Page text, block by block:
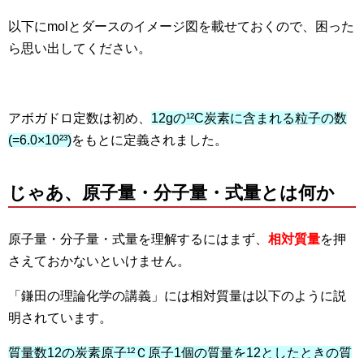
以下にmolとダースのイメージ図を載せておくので、困った
ら思い出してください。
アボガドロ定数は初め、 12gの¹²C炭素に含まれる粒子の数
(=6.0×10²³)をもとに定義されました。
じゃあ、原子量・分子量・式量とは何か
原子量・分子量・式量を理解するにはまず、 相対質量を押
さえておかないといけません。
「鎌田の理論化学の講義」には相対質量は以下のように説
明されています。
質量数12の炭素原子¹²Ｃ原子1個の質量を12としたときの質